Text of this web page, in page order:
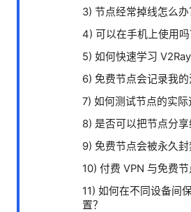
3) 节点经常掉线怎么办
4) 可以在手机上使用吗
5) 如何快速学习
6) 免费节点会记录我的
7) 如何测试节点的实际
8) 是否可以把节点分享
9) 免费节点会被永久封
10) 付费 VPN 与免费节
11) 如何在不同设备间
置？